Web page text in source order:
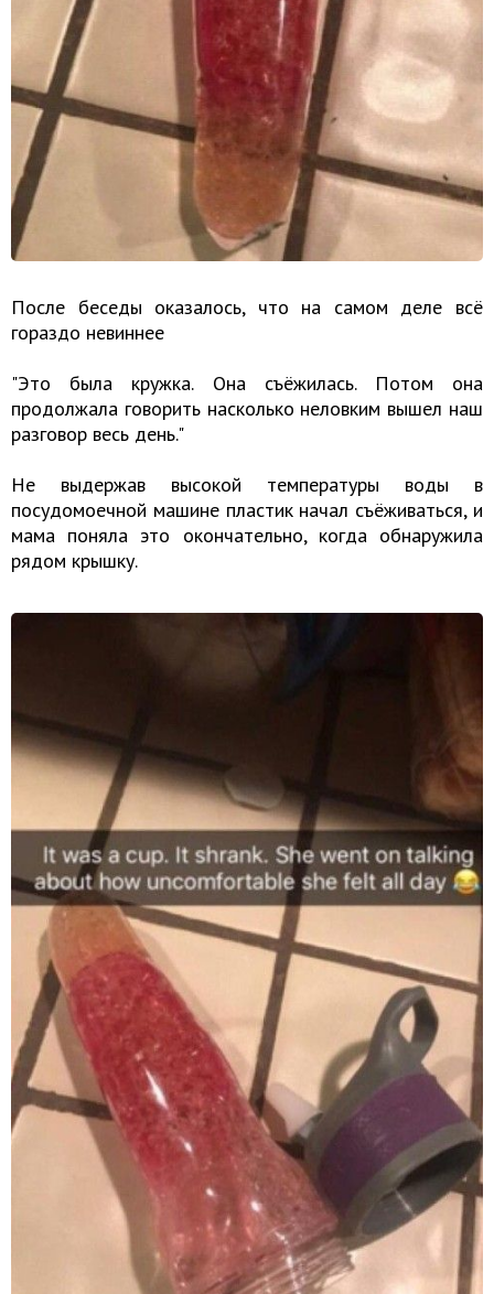
После беседы оказалось, что на самом деле всё
гораздо невиннее
"Это была кружка. Она съёжилась. Потом она
продолжала говорить насколько неловким вышел наш
разговор весь день."
Не выдержав высокой температуры воды в
посудомоечной машине пластик начал съёживаться, и
мама поняла это окончательно, когда обнаружила
рядом крышку.